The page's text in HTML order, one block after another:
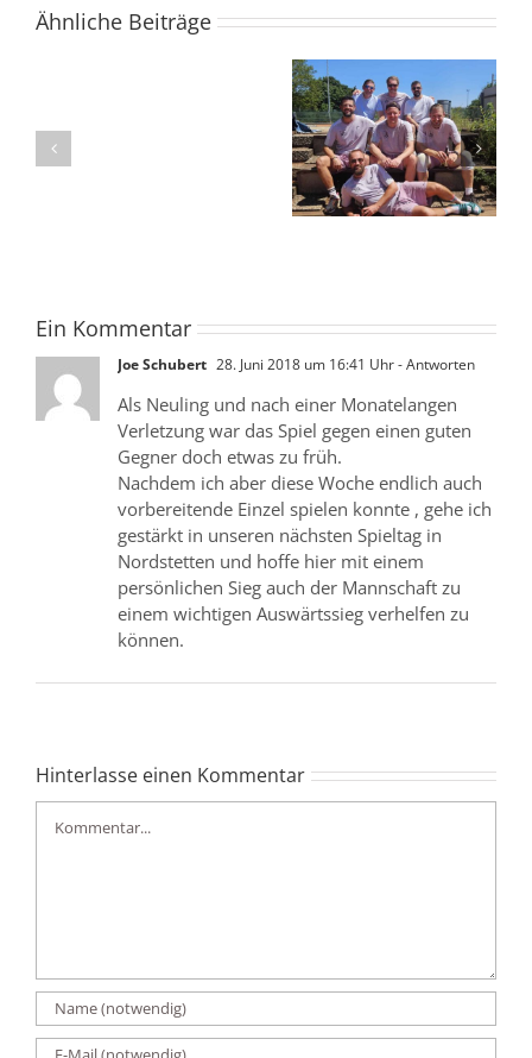
Ähnliche Beiträge
Burger-Abend
begeistert Gäste im
Tennisclub
Albershausen
Ein Kommentar
Joe Schubert 28. Juni 2018 um 16:41 Uhr- Antworten
Als Neuling und nach einer Monatelangen
Verletzung war das Spiel gegen einen guten
Gegner doch etwas zu früh.
Nachdem ich aber diese Woche endlich auch
vorbereitende Einzel spielen konnte , gehe ich
gestärkt in unseren nächsten Spieltag in
Nordstetten und hoffe hier mit einem
persönlichen Sieg auch der Mannschaft zu
einem wichtigen Auswärtssieg verhelfen zu
können.
Hinterlasse einen Kommentar